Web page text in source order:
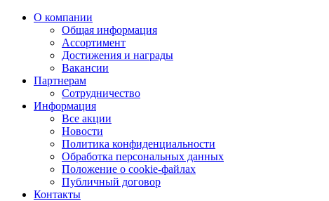
О компании
Общая информация
Ассортимент
Достижения и награды
Вакансии
Партнерам
Сотрудничество
Информация
Все акции
Новости
Политика конфиденциальности
Обработка персональных данных
Положение о cookie-файлах
Публичный договор
Контакты